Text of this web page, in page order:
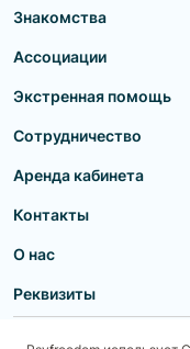
Знакомства
Ассоциации
Экстренная помощь
Сотрудничество
Аренда кабинета
Контакты
О нас
Реквизиты
Пользовательское